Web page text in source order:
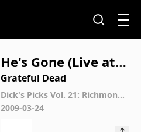
He's Gone (Live at R
ichmond Coliseum,
Richmond, VA, Nov
ember 1, 1985)
Grateful Dead
Dick's Picks Vol. 21: Richmond
Coliseum, Richmond, VA 11/1/1
2009-03-24